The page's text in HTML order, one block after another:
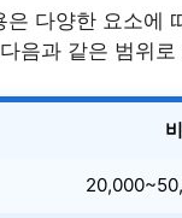
은 다양한 요소에
음과 같은 범위로